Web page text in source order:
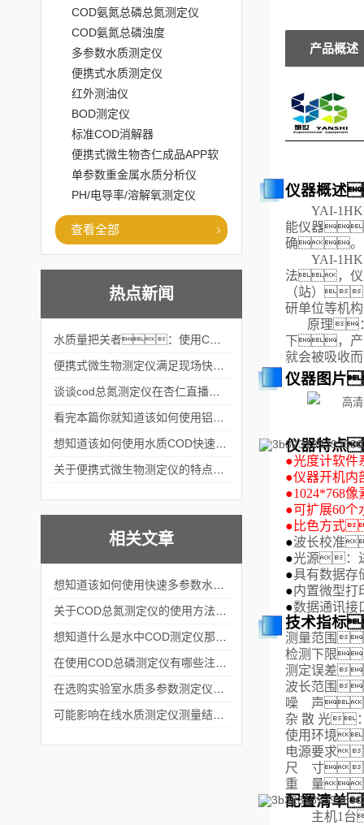
COD氨氮总磷总氮测定仪
COD氨氮总磷浊度
多参数水质测定仪
便携式水质测定仪
红外测油仪
BOD测定仪
标准COD消解器
便携式微生物杏仁成品APP软
件直播大全
单参数重金属水质分析仪
PH/电导率/溶解氧测定仪
查看全部
热点新闻
相关文章
产品概述
仪器概
YAI-1HK
能仪器
确。
YAI-1HK
法，仪
（站）
研单位等机
原理
下，产
就会被吸收
仪器图片
仪器特点
●光度计软
●仪器开机内
●1024*768
●可扩展60个
● 比色方式
●波长校准
●光源：
●具有数据
●内置微型
●数据通讯
技术指标
测量范围
检测下限
测定误差
波长范围
噪 声
杂散 光
使用环境
电源要求
尺 寸
重 量
配置清单
主机1